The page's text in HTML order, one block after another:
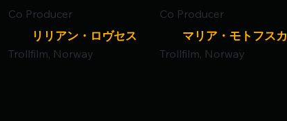
Co Producer
リリアン・ロヴセス
Trollfilm, Norway
Co Producer
マリア・モトフスカ
Trollfilm, Norway